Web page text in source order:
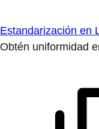
Estandarización en
Obtén uniformidad